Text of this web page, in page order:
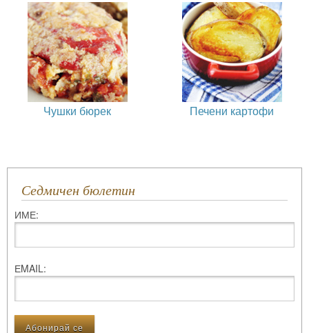
Чушки бюрек Печени картофи
Седмичен бюлетин
ИМЕ:
ЕMAIL: